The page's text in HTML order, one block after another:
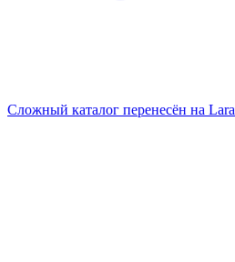
Сложный каталог перенесён на